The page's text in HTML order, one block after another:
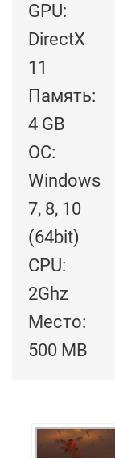
GPU:
DirectX
11
Память:
4 GB
ОС:
Windows
7, 8, 10
(64bit)
CPU:
2Ghz
Место:
500 MB